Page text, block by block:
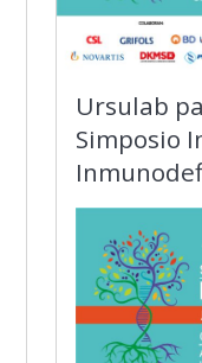
Ursulab
Simposio